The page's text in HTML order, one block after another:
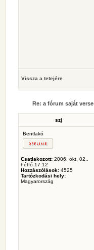
Vissza a tetejére
Re: a fórum saját verse
szj
Bentlakó
Csatlakozott: 2006. okt. 02.,
hétfő 17:12
Hozzászólások: 4525
Tartózkodási hely:
Magyarország